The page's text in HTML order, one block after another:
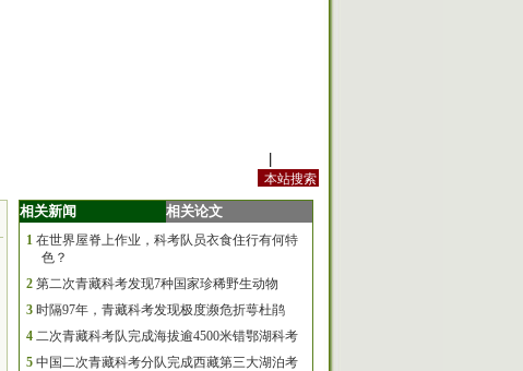
相关新闻 相关论文
1 在世界屋脊上作业，科考队员衣食住行有何特
色？
2 第二次青藏科考发现7种国家珍稀野生动物
3 时隔97年，青藏科考发现极度濒危折萼杜鹃
4 二次青藏科考队完成海拔逾4500米错鄂湖科考
5 中国二次青藏科考分队完成西藏第三大湖泊考